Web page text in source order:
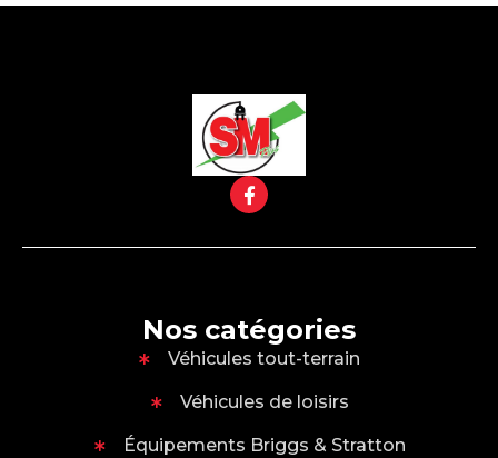
Nos catégories
Véhicules tout-terrain
Véhicules de loisirs
Équipements Briggs & Stratton